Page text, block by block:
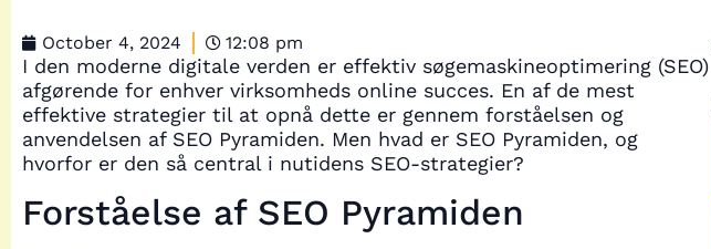
October 4, 2024 12:08 pm
I den moderne digitale verden er effektiv søgemaskineoptimering (SEO)
afgørende for enhver virksomheds online succes. En af de mest
effektive strategier til at opnå dette er gennem forståelsen og
anvendelsen af SEO Pyramiden. Men hvad er SEO Pyramiden, og
hvorfor er den så central i nutidens SEO-strategier?
Forståelse af SEO Pyramiden